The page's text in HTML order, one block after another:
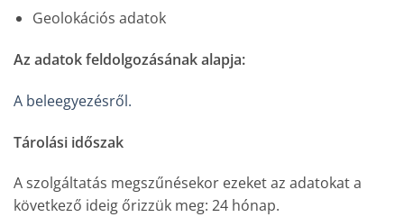
Geolokációs adatok
Az adatok feldolgozásának alapja:
A beleegyezésről.
Tárolási időszak
A szolgáltatás megszűnésekor ezeket az adatokat a
következő ideig őrizzük meg: 24 hónap.